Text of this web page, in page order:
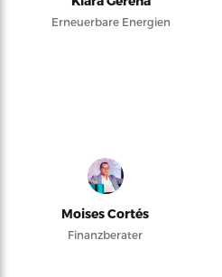
Erneuerbare Energien
Moises Cortés
Finanzberater